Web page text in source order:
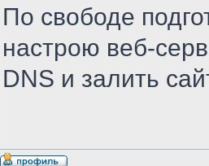
По свободе
настрою веб-
DNS и залить